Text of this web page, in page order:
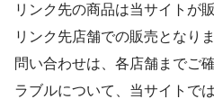
リンク先の商品は当サイトが
リンク先店舗での販売となり
問い合わせは、各店舗までご
ラブルについて、当サイトで